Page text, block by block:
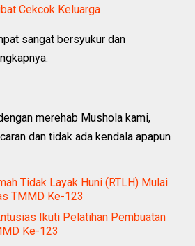
Cekcok Keluarga
sangat bersyukur dan
merehab Mushola kami,
dan tidak ada kendala apapun
Tidak Layak Huni (RTLH) Mulai
TMMD Ke-123
Ikuti Pelatihan Pembuatan
Ke-123